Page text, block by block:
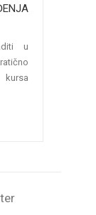
u